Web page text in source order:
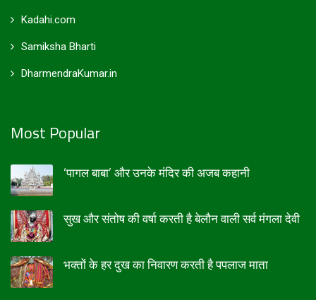
Kadahi.com
Samiksha Bharti
DharmendraKumar.in
Most Popular
‘पागल बाबा’ और उनके मंदिर की अजब कहानी
सुख और संतोष की वर्षा करती है बेलौन वाली सर्व मंगला देवी
भक्तों के हर दुख का निवारण करती है पपलाज माता